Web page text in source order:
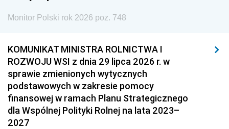
Monitor Polski rok 2026 poz. 748
KOMUNIKAT MINISTRA ROLNICTWA I
ROZWOJU WSI z dnia 29 lipca 2026 r. w
sprawie zmienionych wytycznych
podstawowych w zakresie pomocy
finansowej w ramach Planu Strategicznego
dla Wspólnej Polityki Rolnej na lata 2023–
2027